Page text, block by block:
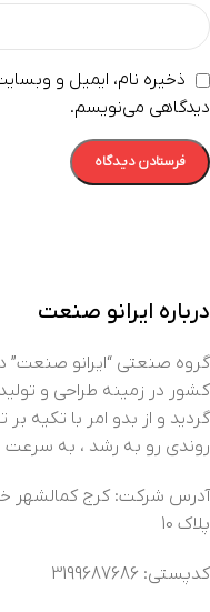
ذخیره نام، ایمیل و
دیدگاهی می‌نویسم.
درباره ایرانو صنعت
کشور در زمینه طراحی و
گردید و از بدو امر با
روندی رو به رشد ، به سرعت
پلاک 10
کدپستی: 3199687686